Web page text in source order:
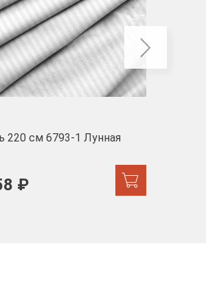
220 см 6793-1 Лунная
₽